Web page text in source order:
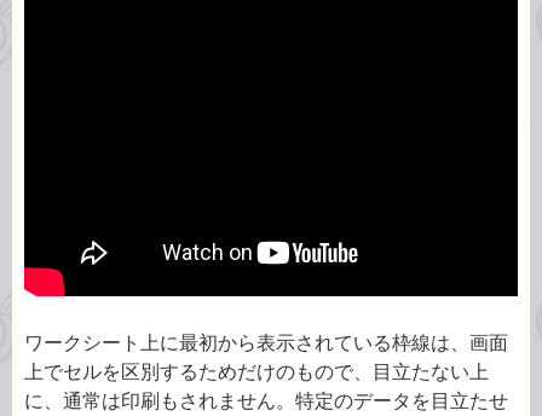
ワークシート上に最初から表示されている枠線は、画面
上でセルを区別するためだけのもので、目立たない上
に、通常は印刷もされません。特定のデータを目立たせ